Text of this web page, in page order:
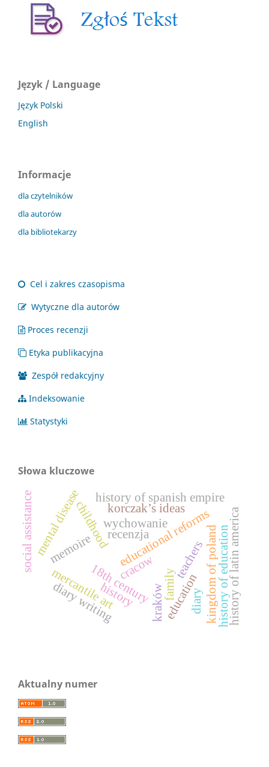
Język / Language
Język Polski
English
Informacje
dla czytelników
dla autorów
dla bibliotekarzy
Cel i zakres czasopisma
Wytyczne dla autorów
Proces recenzji
Etyka publikacyjna
Zespół redakcyjny
Indeksowanie
Statystyki
Słowa kluczowe
mercantile artcracow
childhood
education
family
mental disease
18th century
educational reformskingdom of poland
kraków
recenzja
wychowanie
teachers history of education
diary
memoire
diary writinghistory
history of spanish empire
history of latin america
social assistance korczak’s ideas
Aktualny numer